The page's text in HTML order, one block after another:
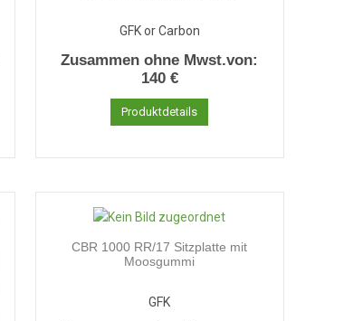
GFK or Carbon
Zusammen ohne Mwst.von:
140 €
Produktdetails
CBR 1000 RR/17 Sitzplatte mit
Moosgummi
GFK